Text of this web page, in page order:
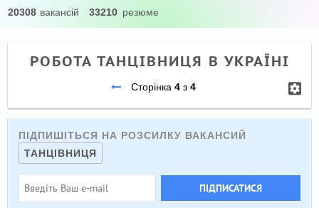
20308 вакансій 33210 резюме
РОБОТА ТАНЦІВНИЦЯ В УКРАЇНІ
Сторінка 4з 4
ПІДПИШІТЬСЯ НА РОЗСИЛКУ ВАКАНСИЙ
ТАНЦІВНИЦЯ
ПІДПИСАТИСЯ